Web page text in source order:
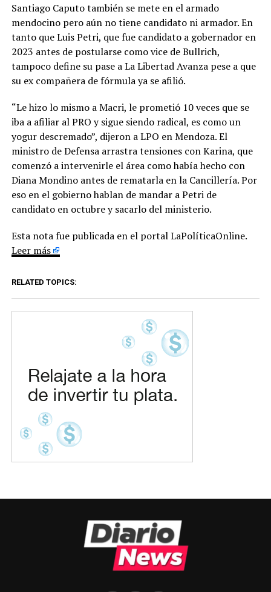
Santiago Caputo también se mete en el armado
mendocino pero aún no tiene candidato ni armador. En
tanto que Luis Petri, que fue candidato a gobernador en
2023 antes de postularse como vice de Bullrich,
tampoco define su pase a La Libertad Avanza pese a que
su ex compañera de fórmula ya se afilió.
“Le hizo lo mismo a Macri, le prometió 10 veces que se
iba a afiliar al PRO y sigue siendo radical, es como un
yogur descremado”, dijeron a LPO en Mendoza. El
ministro de Defensa arrastra tensiones con Karina, que
comenzó a intervenirle el área como había hecho con
Diana Mondino antes de rematarla en la Cancillería. Por
eso en el gobierno hablan de mandar a Petri de
candidato en octubre y sacarlo del ministerio.
Esta nota fue publicada en el portal LaPolíticaOnline.
Leer más
RELATED TOPICS: